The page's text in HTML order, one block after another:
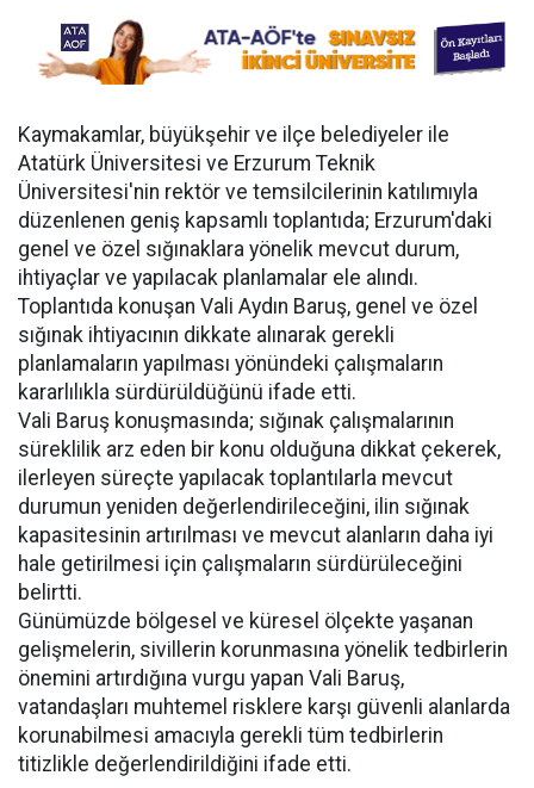
Kaymakamlar, büyükşehir ve ilçe belediyeler ile
Atatürk Üniversitesi ve Erzurum Teknik
Üniversitesi'nin rektör ve temsilcilerinin katılımıyla
düzenlenen geniş kapsamlı toplantıda; Erzurum'daki
genel ve özel sığınaklara yönelik mevcut durum,
ihtiyaçlar ve yapılacak planlamalar ele alındı.
Toplantıda konuşan Vali Aydın Baruş, genel ve özel
sığınak ihtiyacının dikkate alınarak gerekli
planlamaların yapılması yönündeki çalışmaların
kararlılıkla sürdürüldüğünü ifade etti.
Vali Baruş konuşmasında; sığınak çalışmalarının
süreklilik arz eden bir konu olduğuna dikkat çekerek,
ilerleyen süreçte yapılacak toplantılarla mevcut
durumun yeniden değerlendirileceğini, ilin sığınak
kapasitesinin artırılması ve mevcut alanların daha iyi
hale getirilmesi için çalışmaların sürdürüleceğini
belirtti.
Günümüzde bölgesel ve küresel ölçekte yaşanan
gelişmelerin, sivillerin korunmasına yönelik tedbirlerin
önemini artırdığına vurgu yapan Vali Baruş,
vatandaşları muhtemel risklere karşı güvenli alanlarda
korunabilmesi amacıyla gerekli tüm tedbirlerin
titizlikle değerlendirildiğini ifade etti.